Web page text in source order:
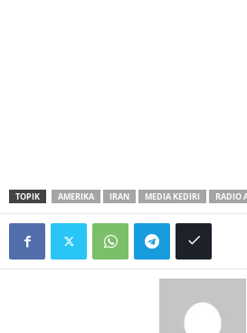
TOPIK AMERIKA IRAN MEDIA KEDIRI RADIO